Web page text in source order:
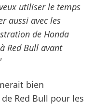
utiliser le temps
aussi avec les
de Honda
Red Bull avant
bien
Red Bull pour les